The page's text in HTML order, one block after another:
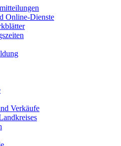
Online-Dienste
Verkäufe